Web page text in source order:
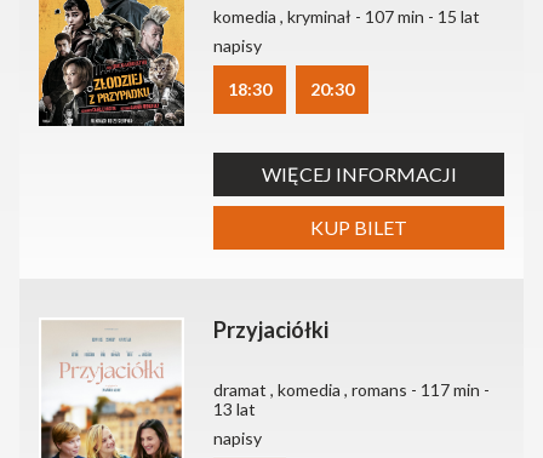
komedia , kryminał - 107 min - 15 lat
napisy
18:30 20:30
WIĘCEJ INFORMACJI
KUP BILET
Przyjaciółki
dramat , komedia , romans - 117 min -
13 lat
napisy